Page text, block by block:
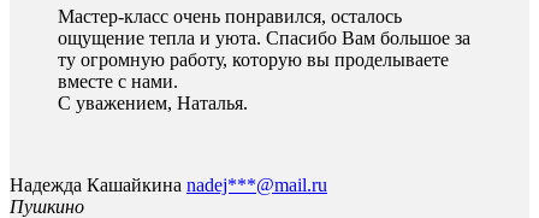
Мастер-класс очень понравился, осталось
ощущение тепла и уюта. Спасибо Вам большое за
ту огромную работу, которую вы проделываете
вместе с нами.
С уважением, Наталья.
Надежда Кашайкина nadej***@mail.ru
Пушкино